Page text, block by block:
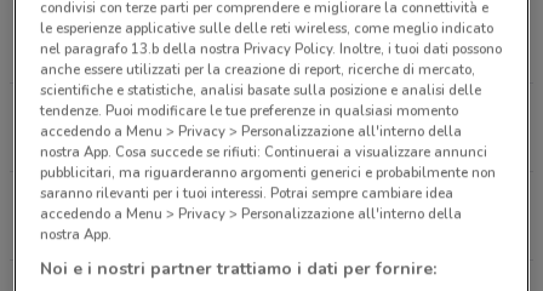
via dell'aeroporto, 21-27 Roma
7.5 km
APERTO
Via Prenestina, 890 Roma
10.2 km
APERTO
Via Dei Georgofili, 143 Roma
10.4 km
condivisi con terze parti per comprendere e migliorare la connettività e
le esperienze applicative sulle delle reti wireless, come meglio indicato
nel paragrafo 13.b della nostra Privacy Policy. Inoltre, i tuoi dati possono
anche essere utilizzati per la creazione di report, ricerche di mercato,
scientifiche e statistiche, analisi basate sulla posizione e analisi delle
tendenze. Puoi modificare le tue preferenze in qualsiasi momento
accedendo a Menu > Privacy > Personalizzazione all'interno della
nostra App. Cosa succede se rifiuti: Continuerai a visualizzare annunci
pubblicitari, ma riguarderanno argomenti generici e probabilmente non
saranno rilevanti per i tuoi interessi. Potrai sempre cambiare idea
accedendo a Menu > Privacy > Personalizzazione all'interno della
nostra App.
Noi e i nostri partner trattiamo i dati per fornire: